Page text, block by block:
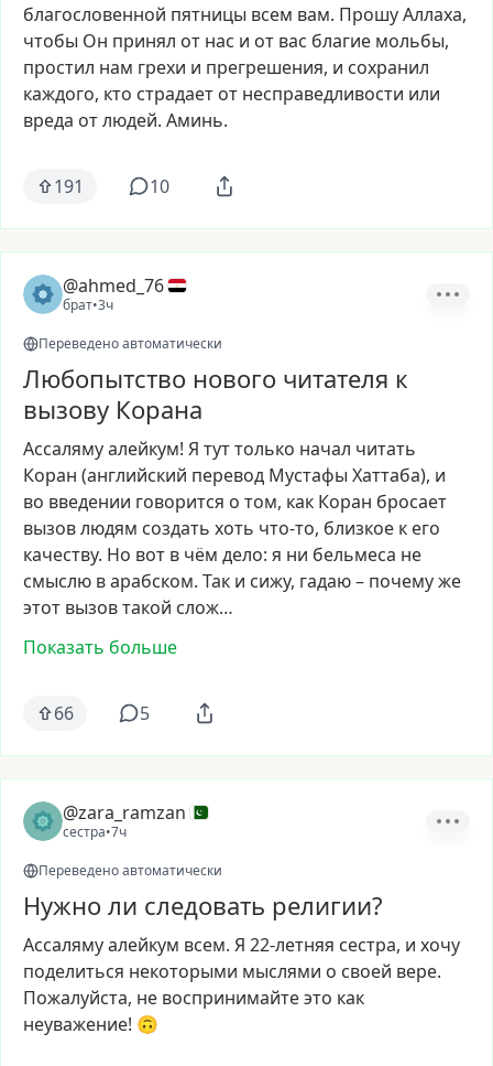
благословенной пятницы всем вам. ПрошуАллаха,
чтобы Он принял от нас и от вас благие мольбы,
простил нам грехи и прегрешения, и сохранил
каждого, кто страдает от несправедливости или
вреда отлюдей. Аминь.
191 10
@ahmed_76
брат•3ч
Переведено автоматически
Любопытство нового читателя к
вызову Корана
Ассалямуалейкум! Я туттолько начал читать
Коран (английский перевод Мустафы Хаттаба), и
во введении говорится о том, как Коран бросает
вызовлюдям создать хоть что-то, близкое к его
качеству. Но вот в чём дело: я ни бельмеса не
смыслю варабском. Так и сижу, гадаю– почемуже
этот вызовтакой слож…
Показать больше
66 5
@zara_ramzan
сестра•7ч
Переведено автоматически
Нужно ли следовать религии?
Ассалямуалейкум всем. Я 22-летняя сестра, и хочу
поделиться некоторыми мыслями о своей вере.
Пожалуйста, не воспринимайтеэто как
неуважение! 🙃